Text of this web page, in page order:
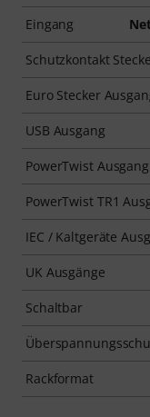
Eingang
Schutzkontakt
Euro Stecker
USB Ausgang
PowerTwist Ausgang
PowerTwist TR1
IEC / Kaltgeräte
UK Ausgänge
Schaltbar
Rackformat